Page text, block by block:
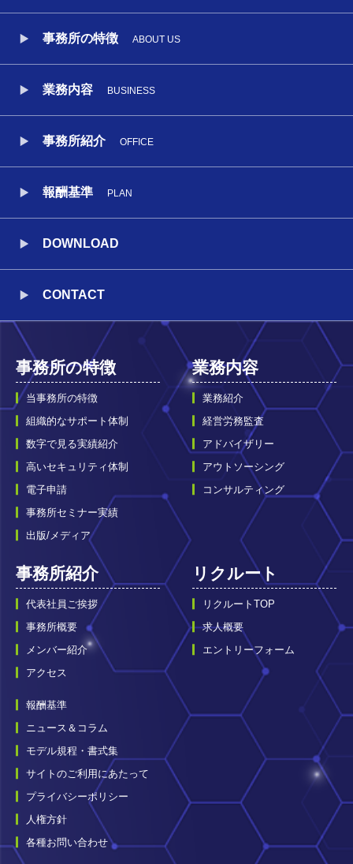
事務所の特徴 ABOUT US
業務内容 BUSINESS
事務所紹介 OFFICE
報酬基準 PLAN
DOWNLOAD
CONTACT
事務所の特徴
当事務所の特徴
組織的なサポート体制
数字で見る実績紹介
高いセキュリティ体制
電子申請
事務所セミナー実績
出版/メディア
業務内容
業務紹介
経営労務監査
アドバイザリー
アウトソーシング
コンサルティング
事務所紹介
代表社員ご挨拶
事務所概要
メンバー紹介
アクセス
リクルート
リクルートTOP
求人概要
エントリーフォーム
報酬基準
ニュース＆コラム
モデル規程・書式集
サイトのご利用にあたって
プライバシーポリシー
人権方針
各種お問い合わせ